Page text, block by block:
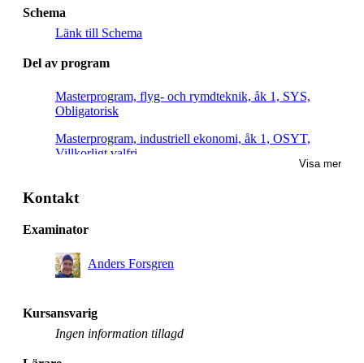
Schema
Länk till Schema
Del av program
Masterprogram, flyg- och rymdteknik, åk 1, SYS,
Obligatorisk
Masterprogram, industriell ekonomi, åk 1, OSYT,
Villkorligt valfri
beräkningsmatematik, åk 2, OPST, Villkorligt valfri
Masterprogram, tillämpad matematik och
beräkningsmatematik, åk 1, CSSE, Villkorligt valfri
Masterprogram, tillämpad matematik och
beräkningsmatematik, åk 2, CSSE, Villkorligt valfri
Masterprogram, systemteknik och robotik, åk 1, LDCS,
Villkorligt valfri
Visa mer
Kontakt
Examinator
Anders Forsgren
Kursansvarig
Ingen information tillagd